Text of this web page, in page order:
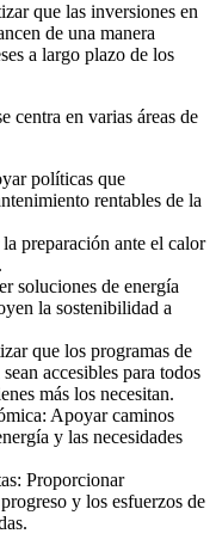
que las inversiones en
de una manera
a largo plazo de los
centra en varias áreas de
políticas que
rentables de la
preparación ante el calor
soluciones de energía
la sostenibilidad a
que los programas de
accesibles para todos
más los necesitan.
Apoyar caminos
y las necesidades
Proporcionar
y los esfuerzos de